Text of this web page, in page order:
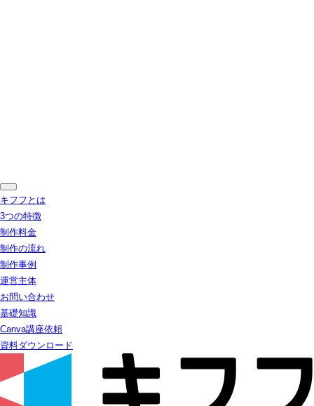
キフフとは
3つの特徴
制作料金
制作の流れ
制作事例
運営主体
お問い合わせ
基礎知識
Canva講座依頼
資料ダウンロード